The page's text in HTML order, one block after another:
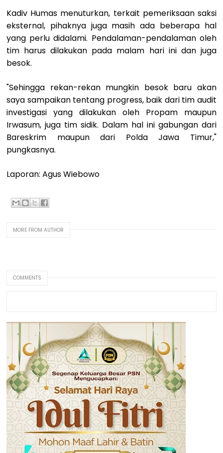
Kadiv Humas menuturkan, terkait pemeriksaan saksi
eksternal, pihaknya juga masih ada beberapa hal
yang perlu didalami. Pendalaman-pendalaman oleh
tim harus dilakukan pada malam hari ini dan juga
besok.
"Sehingga rekan-rekan mungkin besok baru akan
saya sampaikan tentang progress, baik dari tim audit
investigasi yang dilakukan oleh Propam maupun
Irwasum, juga tim sidik. Dalam hal ini gabungan dari
Bareskrim maupun dari Polda Jawa Timur,"
pungkasnya.
Laporan: Agus Wiebowo
MORE FROM AUTHOR
COMMENTS